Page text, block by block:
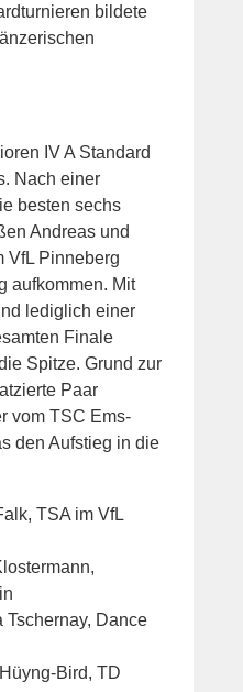
bildete
IV A Standard
Nach einer
besten sechs
Andreas und
VfL Pinneberg
aufkommen. Mit
lediglich einer
Finale
Spitze. Grund zur
Paar
vom TSC Ems-
den Aufstieg in die
TSA im VfL
Tschernay, Dance
Bird, TD